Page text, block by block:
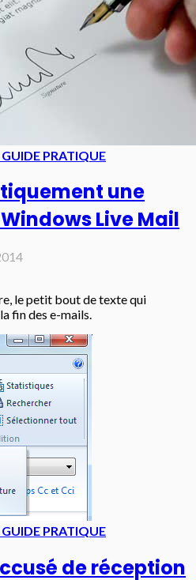
PRATIQUE
une
Live Mail
le petit bout de texte qui
fin des e-mails.
PRATIQUE
de réception